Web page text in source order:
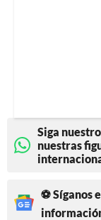
Siga
nuestras
⚽ Síganos